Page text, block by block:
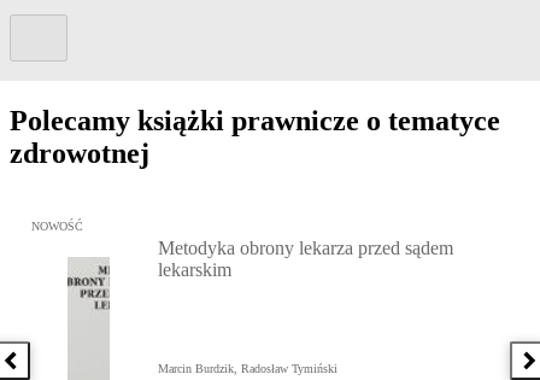
Polecamy książki prawnicze o tematyce
zdrowotnej
Poprzednia książka
Przejdź do: Metodyka obrony lekarza przed sądem lekarskim,
NOWOŚĆ
Metodyka obrony lekarza przed sądem
lekarskim
Marcin Burdzik, Radosław Tymiński